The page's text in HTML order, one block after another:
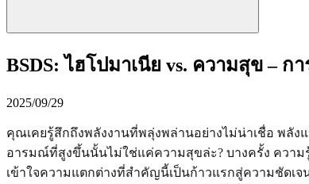
BSDS: ไฮโปมาเนีย vs. ความสุข –
2025/09/29
คุณเคยรู้สึกถึงพลังงานที่พลุ่งพล่านอย่างไม่น่าเชื่อ พลั
อารมณ์ที่สูงขึ้นนั้นไม่ใช่แค่ความสุขล่ะ? บางครั้ง ความ
เข้าใจความแตกต่างที่สำคัญนี้เป็นก้าวแรกสู่ความชัดเ